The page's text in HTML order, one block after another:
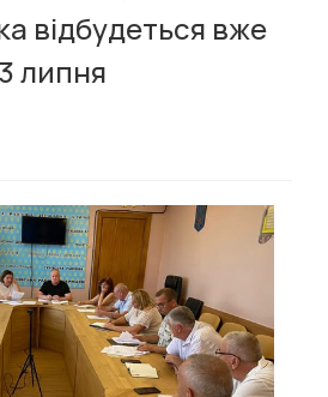
відбудеться вже
липня